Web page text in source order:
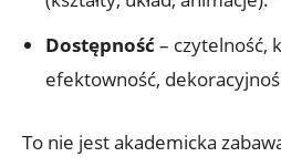
Dostępność– czytelność,
efektowność,
To nie jest akademicka